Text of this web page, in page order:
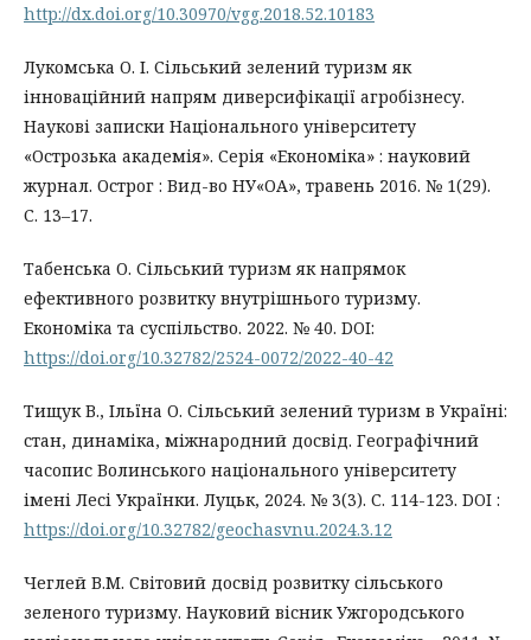
http://dx.doi.org/10.30970/vgg.2018.52.10183
Лукомська О. І. Сільський зелений туризм як
інноваційний напрям диверсифікації агробізнесу.
Наукові записки Національного університету
«Острозька академія». Серія «Економіка» : науковий
журнал. Острог : Вид-во НУ«ОА», травень 2016. № 1(29).
С. 13–17.
Табенська О. Сільський туризм як напрямок
ефективного розвитку внутрішнього туризму.
Економіка та суспільство. 2022. № 40. DOI:
https://doi.org/10.32782/2524-0072/2022-40-42
Тищук В., Ільїна О. Сільський зелений туризм в Україні:
стан, динаміка, міжнародний досвід. Географічний
часопис Волинського національного університету
імені Лесі Українки. Луцьк, 2024. № 3(3). С. 114-123. DOI :
https://doi.org/10.32782/geochasvnu.2024.3.12
Чеглей В.М. Світовий досвід розвитку сільського
зеленого туризму. Науковий вісник Ужгородського